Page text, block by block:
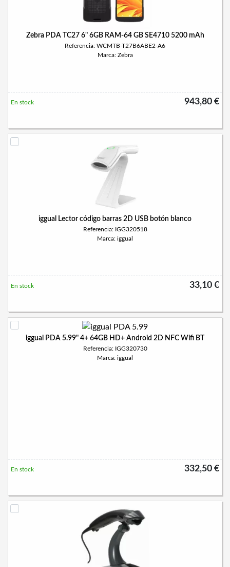
Zebra PDA TC27 6" 6GB RAM-64 GB SE4710 5200 mAh
Referencia: WCMTB-T27B6ABE2-A6
Marca: Zebra
943,80 €
En stock
iggual Lector código barras 2D USB botón blanco
Referencia: IGG320518
Marca: iggual
33,10 €
En stock
iggual PDA 5.99" 4+ 64GB HD+ Android 2D NFC Wifi BT
Referencia: IGG320730
Marca: iggual
332,50 €
En stock